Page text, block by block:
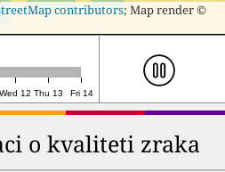
contributors; Map render ©
Wed 12 Thu 13 Fri 14
o kvaliteti zraka